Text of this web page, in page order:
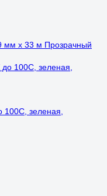
мм х 33 м Прозрачный
100С, зеленая,